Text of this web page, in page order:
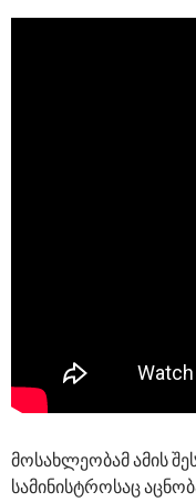
მოსახლეობამ ამის
სამინისტროსაც